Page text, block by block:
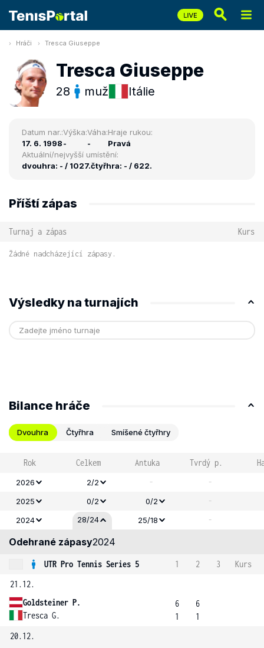
Hráči Tresca Giuseppe
Tresca Giuseppe
28 muž Itálie
Datum nar.:
17. 6. 1998
Výška:
-
Váha:
-
Hraje rukou:
Pravá
Aktuální/nejvyšší umístění:
dvouhra: - / 1027.čtyřhra: - / 622.
Příští zápas
Turnaj a zápas Kurs
Žádné nadcházející zápasy.
Výsledky na turnajích
Bilance hráče
Dvouhra Čtyřhra Smíšené čtyřhry
Rok Celkem Antuka Tvrdý p.
2026 2/2 - -
2025 0/2 0/2 -
2024 28/24 25/18 -
Odehrané zápasy2024
UTR Pro Tennis Series 5 1 2 3
Kurs
21.12.
Goldsteiner P.
Tresca G.
6
1
6
1
20.12.